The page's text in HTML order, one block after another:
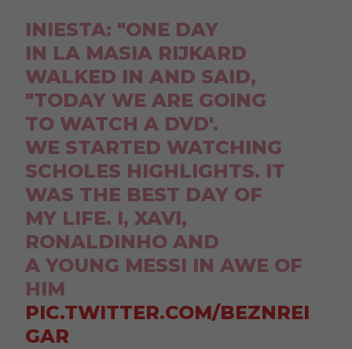
INIESTA: "ONE DAY
IN LA MASIA RIJKARD
WALKED IN AND SAID,
"TODAY WE ARE GOING
TO WATCH A DVD'.
WE STARTED WATCHING
SCHOLES HIGHLIGHTS. IT
WAS THE BEST DAY OF
MY LIFE. I, XAVI,
RONALDINHO AND
A YOUNG MESSI IN AWE OF
HIM
PIC.TWITTER.COM/BEZNREI
GAR